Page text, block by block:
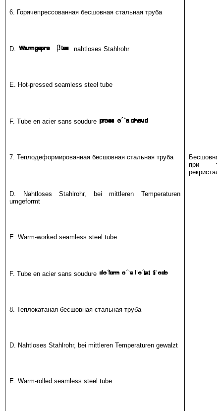
6. Горячепрессованная бесшовная стальная труба
D. nahtloses Stahlrohr
E. Hot-pressed seamless steel tube
F. Tube en acier sans soudure
7. Теплодеформированная бесшовная стальная труба
при
D. Nahtloses Stahlrohr, bei mittleren Temperaturen
umgeformt
E. Warm-worked seamless steel tube
F. Tube en acier sans soudure
8. Теплокатаная бесшовная стальная труба
D. Nahtloses Stahlrohr, bei mittleren Temperaturen gewalzt
E. Warm-rolled seamless steel tube